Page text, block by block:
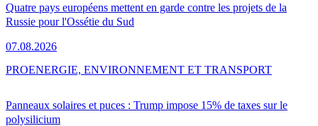
Quatre pays européens mettent en garde contre les projets de la
Russie pour l'Ossétie du Sud
07.08.2026
Panneaux solaires et puces : Trump impose 15% de taxes sur le
polysilicium
PROENERGIE, ENVIRONNEMENT ET TRANSPORT